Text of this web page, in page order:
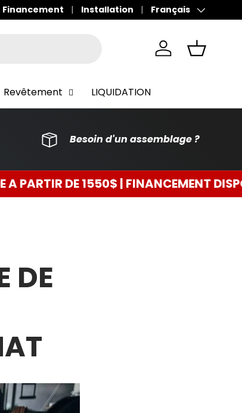
Financement Installation Langue
Français
Se connecter
Panier
Revêtement LIQUIDATION
Besoin d'un assemblage ?
DISPONIBLE 0$
DE